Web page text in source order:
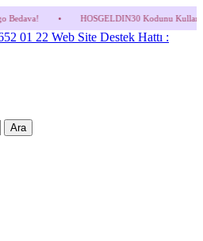
HOSGELDIN30 Kodunu Kullanmayı Unutma!
01 22 Web Site Destek Hattı :
Ara